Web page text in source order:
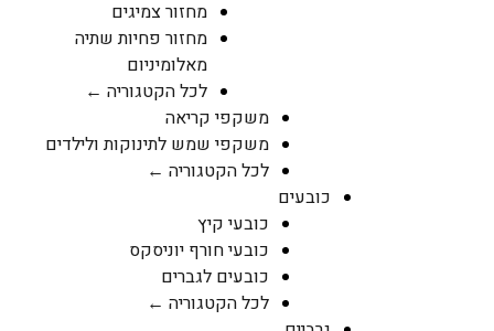
מחזור צמיגים
מחזור פחיות שתיה
מאלומיניום
לכל הקטגוריה ←
משקפי קריאה
משקפי שמש לתינוקות ולילדים
לכל הקטגוריה ←
כובעים
כובעי קיץ
כובעי חורף יוניסקס
כובעים לגברים
לכל הקטגוריה ←